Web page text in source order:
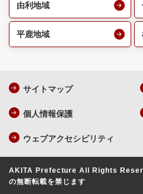
由利地域
平鹿地域
サイトマップ
個人情報保護
ウェブアクセシビリティ
AKITA Prefecture All Rights
の無断転載を禁じます